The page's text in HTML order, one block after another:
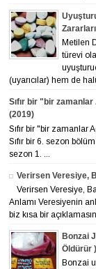
Zararları
Metilen
türevi
(uyarıcılar) hem de
Sıfır bir "bir
(2019)
Sıfır bir "bir zamanlar
Sıfır bir 6. sezon bölüm
sezon 1. ...
Verirsen Veresiye,
Verirsen Veresiye,
Anlamı Veresiyenin
biz kısa bir
Bonzai
Öldürür )
Bonzai